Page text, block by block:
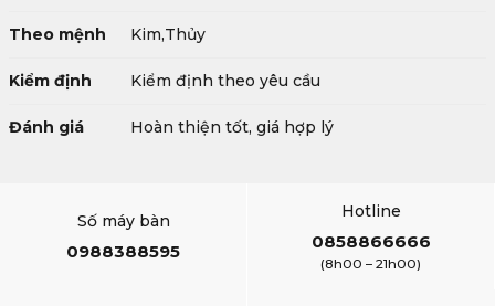
Theo mệnh Kim,Thủy
Kiểm định Kiểm định theo yêu cầu
Đánh giá Hoàn thiện tốt, giá hợp lý
Số máy bàn
0988388595
Hotline
0858866666
(8h00 – 21h00)